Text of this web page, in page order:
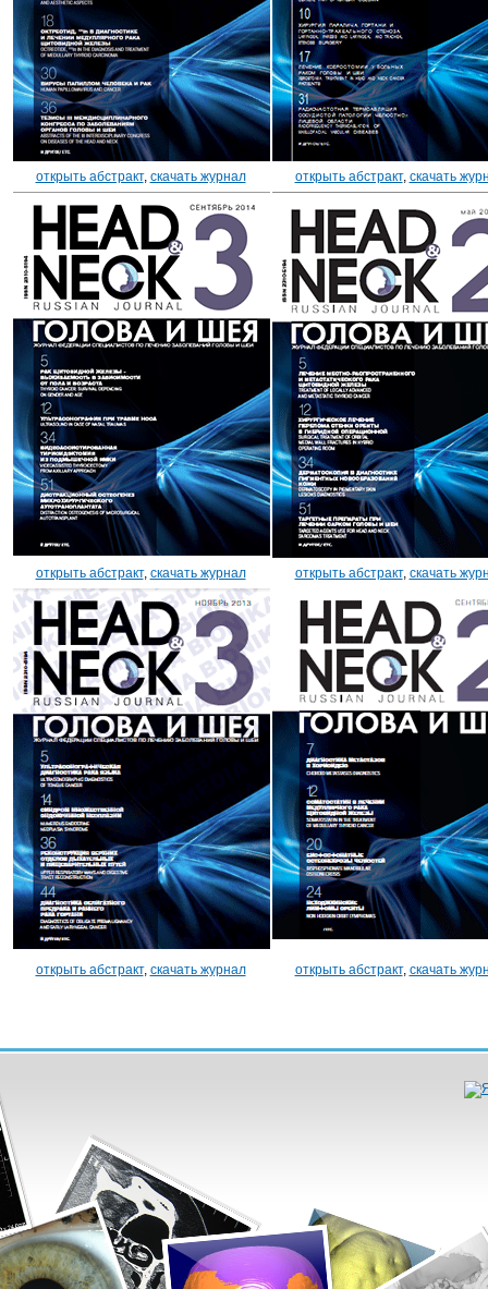
открыть абстракт, скачать журнал открыть абстракт, скачать
открыть абстракт, скачать журнал открыть абстракт, скачать
открыть абстракт, скачать журнал открыть абстракт, скачать